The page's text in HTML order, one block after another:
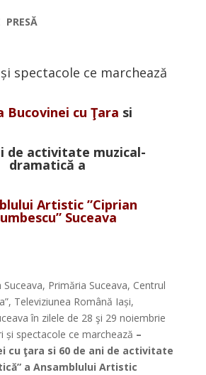
PRESĂ
spectacole ce marchează
Bucovinei cu Ţara si
de activitate muzical-
dramatică a
Artistic ”Ciprian
Suceava
Suceava, Primăria Suceava, Centrul
Televiziunea Română Iași,
în zilele de 28 şi 29 noiembrie
spectacole ce marchează –
cu ţara si 60 de ani de activitate
”a Ansamblului Artistic